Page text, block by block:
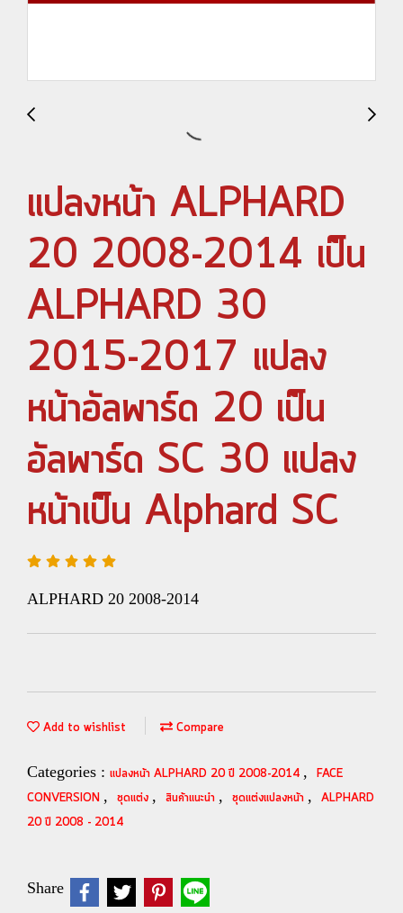
แปลงหน้า ALPHARD
20 2008-2014 เป็น
ALPHARD 30
2015-2017 แปลง
หน้าอัลพาร์ด 20 เป็น
อัลพาร์ด SC 30 แปลง
หน้าเป็น Alphard SC
ALPHARD 20 2008-2014
Add to wishlist Compare
Categories : แปลงหน้า ALPHARD 20 ปี 2008-2014 , FACE
CONVERSION , ชุดแต่ง , สินค้าแนะนำ , ชุดแต่งแปลงหน้า , ALPHARD
20 ปี 2008 - 2014
Share